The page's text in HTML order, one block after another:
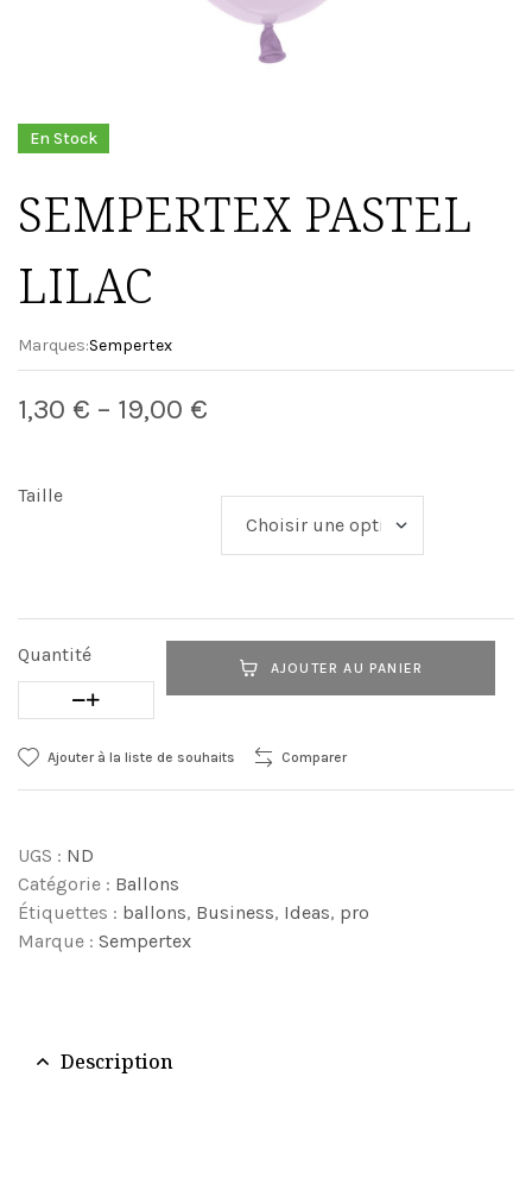
En Stock
SEMPERTEX PASTEL
LILAC
Marques:Sempertex
1,30 € – 19,00 €
Taille
Quantité
AJOUTER AU PANIER
Ajouter à la liste de souhaits Comparer
UGS : ND
Catégorie : Ballons
Étiquettes : ballons, Business, Ideas, pro
Marque : Sempertex
Description